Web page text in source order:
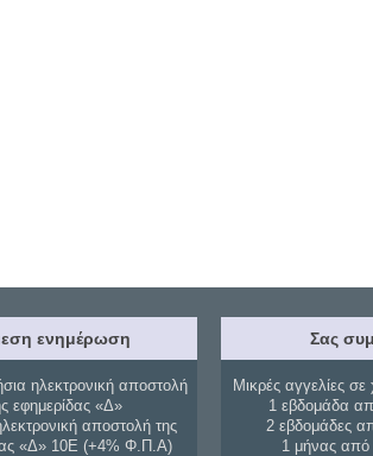
ενημέρωση
ηλεκτρονική αποστολή
εφημερίδας «Δ»
αποστολή της
«Δ» 10Ε (+4% Φ.Π.Α)
Σας
Μικρές αγγελίες σε
1 εβδομάδα
2 εβδομάδες
1 μήνας